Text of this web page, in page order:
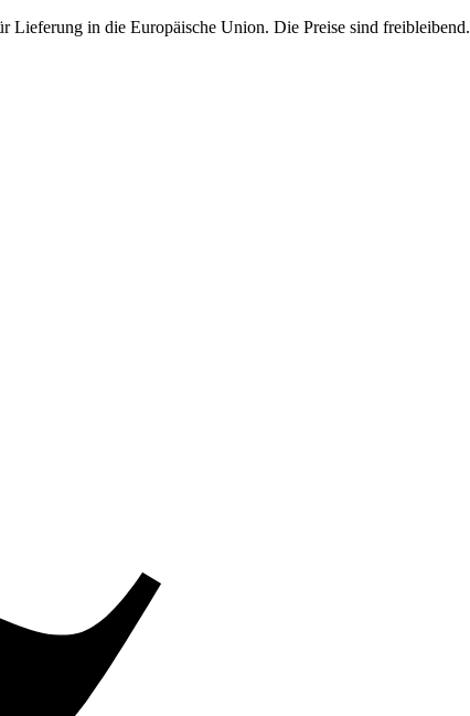
Lieferung in die Europäische Union. Die Preise sind freibleibend.